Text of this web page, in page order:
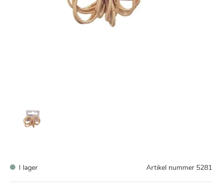
I lager Artikel nummer 5281